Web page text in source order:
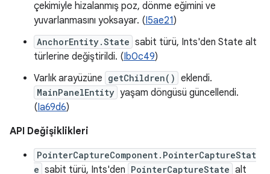
çekimiyle hizalanmış poz, dönme eğimini ve
yuvarlanmasını yoksayar. (I5ae21)
AnchorEntity.State sabit türü, Ints'den State alt
türlerine değiştirildi. (Ib0c49)
Varlık arayüzüne getChildren() eklendi.
MainPanelEntity yaşam döngüsü güncellendi.
(Ia69d6)
API Değişiklikleri
PointerCaptureComponent.PointerCaptureStat
e sabit türü, Ints'den PointerCaptureState alt